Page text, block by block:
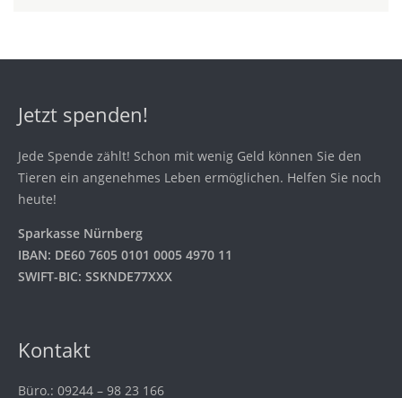
Jetzt spenden!
Jede Spende zählt! Schon mit wenig Geld können Sie den
Tieren ein angenehmes Leben ermöglichen. Helfen Sie noch
heute!
Sparkasse Nürnberg
IBAN: DE60 7605 0101 0005 4970 11
SWIFT-BIC: SSKNDE77XXX
Kontakt
Büro.: 09244 – 98 23 166